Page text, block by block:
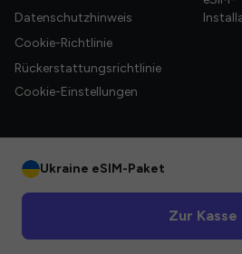
Datenschutzhinweis
Cookie-Richtlinie
Rückerstattungsrichtlinie
Cookie-Einstellungen
Ukraine eSIM-Paket
Zur Kasse